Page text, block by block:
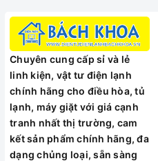
65C8PTA
Tổng quan
Loại Tivi: Smart Tivi OLED
Kích cỡ màn hình: 65 inch
Độ phân giải: Ultra HD 4K
Kết nối
Bluetooth: Có thể kết nối
Kết nối Internet: Cổng LAN,
Cổng AV: Có cổng
Chuyên cung cấp sỉ và lẻ
linh kiện, vật tư điện lạnh
chính hãng cho điều hòa, tủ
lạnh, máy giặt với giá cạnh
tranh nhất thị trường, cam
kết sản phẩm chính hãng, đa
dạng chủng loại, sẵn sàng